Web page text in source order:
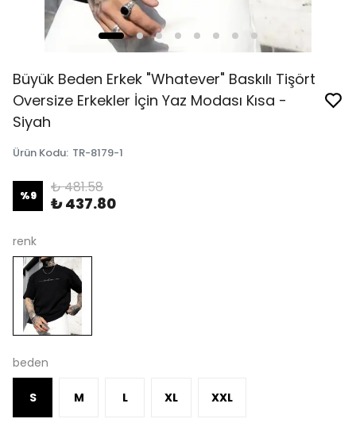
Büyük Beden Erkek "Whatever" Baskılı Tişört
Oversize Erkekler İçin Yaz Modası Kısa -
Siyah
Ürün Kodu: TR-8179-1
%9 ₺ 481.58
₺ 437.80
renk
beden
S M L XL XXL